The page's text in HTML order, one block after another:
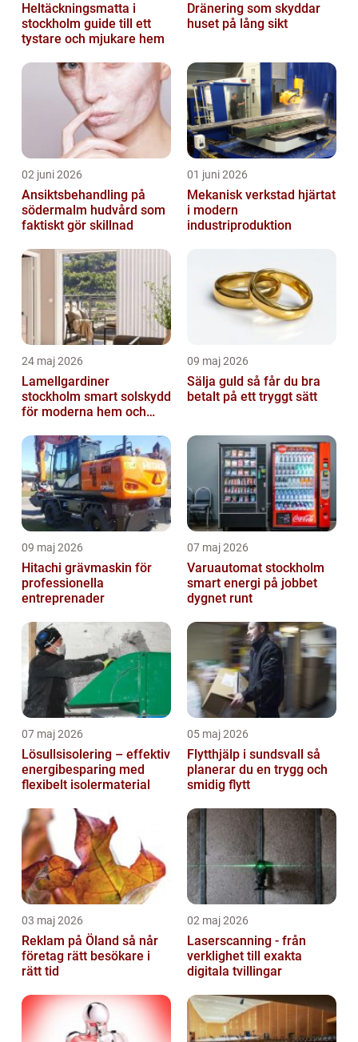
Heltäckningsmatta i
stockholm guide till ett
tystare och mjukare hem
Dränering som skyddar
huset på lång sikt
02 juni 2026
Ansiktsbehandling på
södermalm hudvård som
faktiskt gör skillnad
01 juni 2026
Mekanisk verkstad hjärtat
i modern
industriproduktion
24 maj 2026
Lamellgardiner
stockholm smart solskydd
för moderna hem och
09 maj 2026
Sälja guld så får du bra
betalt på ett tryggt sätt
09 maj 2026
Hitachi grävmaskin för
professionella
entreprenader
07 maj 2026
Varuautomat stockholm
smart energi på jobbet
dygnet runt
07 maj 2026
Lösullsisolering – effektiv
energibesparing med
flexibelt isolermaterial
05 maj 2026
Flytthjälp i sundsvall så
planerar du en trygg och
smidig flytt
03 maj 2026
Reklam på Öland så når
företag rätt besökare i
rätt tid
02 maj 2026
Laserscanning - från
verklighet till exakta
digitala tvillingar